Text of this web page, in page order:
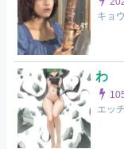
キョ
わ
エッ